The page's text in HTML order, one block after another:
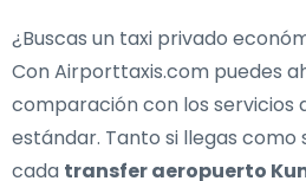
¿Buscas un taxi privado
Con Airporttaxis.com puedes
comparación con los servicios
estándar. Tanto si llegas como
cada transfer aeropuerto